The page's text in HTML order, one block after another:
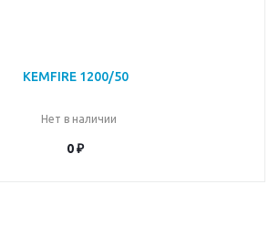
KEMFIRE 1200/50
Нет в наличии
0 ₽